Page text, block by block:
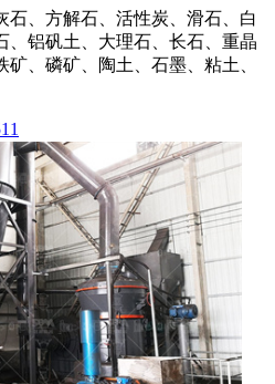
石、方解石、活性炭、滑石、白
、铝矾土、大理石、长石、重晶
、磷矿、陶土、石墨、粘土、